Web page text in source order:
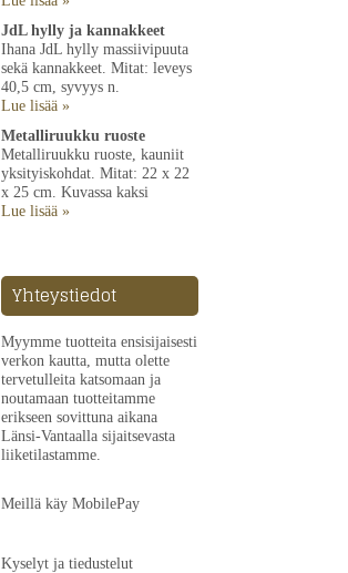
JdL hylly ja kannakkeet
Ihana JdL hylly massiivipuuta
sekä kannakkeet. Mitat: leveys
40,5 cm, syvyys n.
Lue lisää »
Metalliruukku ruoste
Metalliruukku ruoste, kauniit
yksityiskohdat. Mitat: 22 x 22
x 25 cm. Kuvassa kaksi
Lue lisää »
Yhteystiedot
Myymme tuotteita ensisijaisesti
verkon kautta, mutta olette
tervetulleita katsomaan ja
noutamaan tuotteitamme
erikseen sovittuna aikana
Länsi-Vantaalla sijaitsevasta
liiketilastamme.
Meillä käy MobilePay
Kyselyt ja tiedustelut